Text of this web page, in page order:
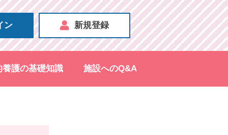
ン 新規登録
養護の基礎知識 施設へのQ&A